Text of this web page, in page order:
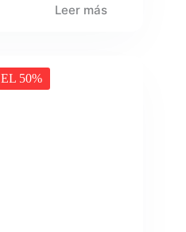
Leer más
50%